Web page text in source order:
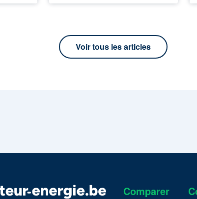
Voir tous les articles
Comparer